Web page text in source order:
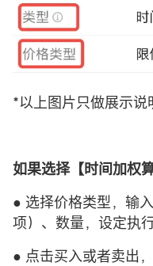
*以上图片只做展示
如果选择【时间加权
● 选择价格类型，输
项）、数量，设定执
● 点击买入或者卖出